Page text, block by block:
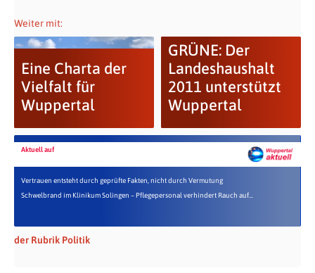
Weiter mit:
Eine Charta der
Vielfalt für
Wuppertal
GRÜNE: Der
Landeshaushalt
2011 unterstützt
Wuppertal
Aktuell auf
Vertrauen entsteht durch geprüfte Fakten, nicht durch Vermutung
Schwelbrand im Klinikum Solingen – Pflegepersonal verhindert Rauch auf...
der Rubrik Politik